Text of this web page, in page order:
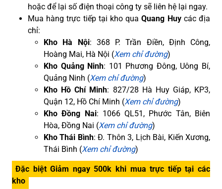
hoặc để lại số điện thoại công ty sẽ liên hệ lại ngay.
Mua hàng trực tiếp tại kho quaQuang Huycác địa
chỉ:
Kho Hà Nội: 368 P. Trần Điền, Định Công,
Hoàng Mai, Hà Nội (Xem chỉ đường)
Kho Quảng Ninh: 101 Phương Đông, Uông Bí,
Quảng Ninh (Xem chỉ đường)
Kho Hồ Chí Minh: 827/28 Hà Huy Giáp, KP3,
Quận 12, Hồ Chí Minh (Xem chỉ đường)
Kho Đồng Nai: 1066 QL51, Phước Tân, Biên
Hòa, Đồng Nai (Xem chỉ đường)
Kho Thái Bình: Đ. Thôn 3, Lịch Bài, Kiến Xương,
Thái Bình (Xem chỉ đường)
Đặc biệt Giảm ngay 500k khi mua trực tiếp tại các
kho